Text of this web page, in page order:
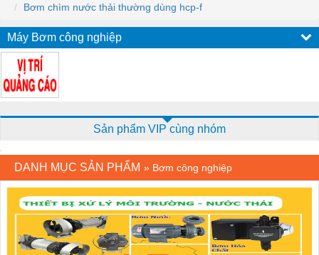
Bơm chìm nước thải thường dùng hcp-f
Máy Bơm công nghiệp
Sản phẩm VIP cùng nhóm
DANH MỤC SẢN PHẨM » Bơm công nghiệp